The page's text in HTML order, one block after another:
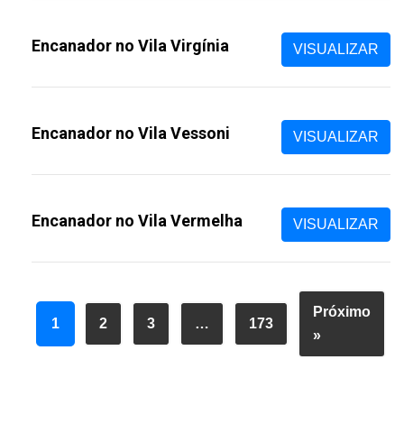
Encanador no Vila Virgínia VISUALIZAR
Encanador no Vila Vessoni VISUALIZAR
Encanador no Vila Vermelha VISUALIZAR
1 2 3 … 173
Próximo
»